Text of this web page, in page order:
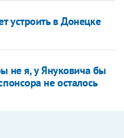
устроить в Донецке
не я, у Януковича бы
не осталось